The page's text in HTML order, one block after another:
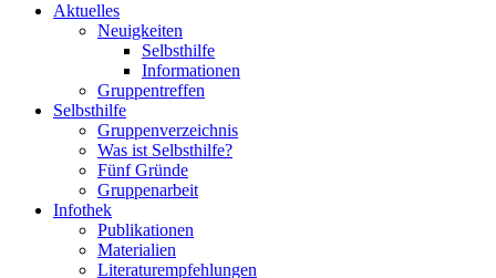
Aktuelles
Neuigkeiten
Selbsthilfe
Informationen
Gruppentreffen
Selbsthilfe
Gruppenverzeichnis
Was ist Selbsthilfe?
Fünf Gründe
Gruppenarbeit
Infothek
Publikationen
Materialien
Literaturempfehlungen